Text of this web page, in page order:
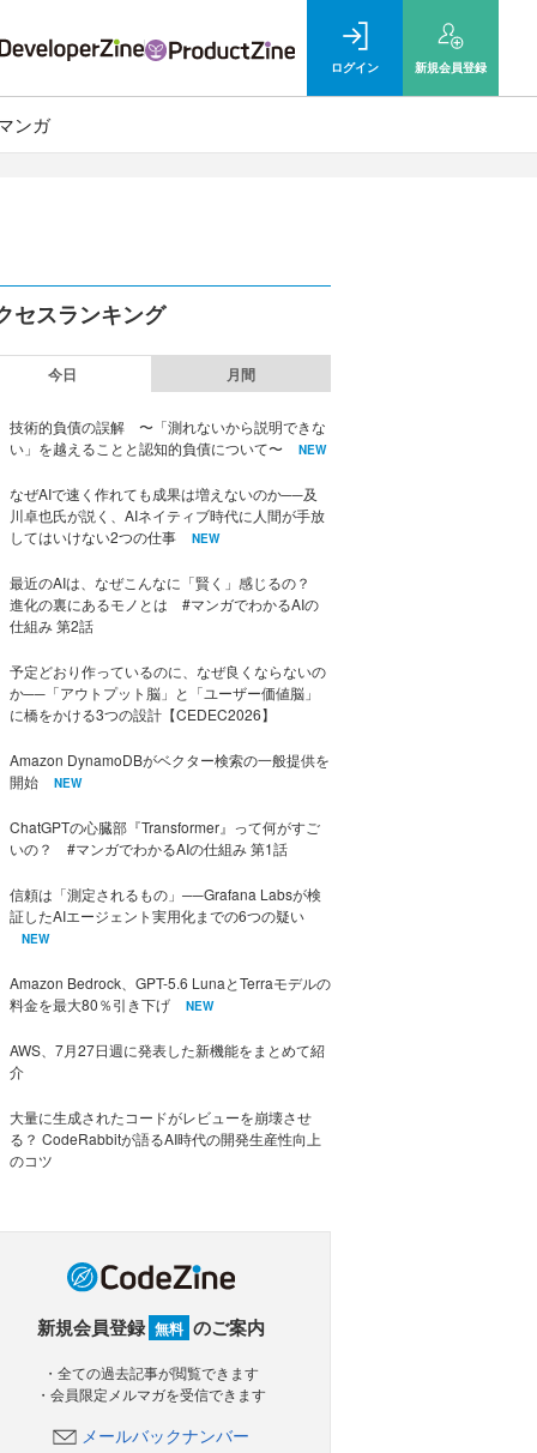
ログイン 新規会員登録
ンガ
セスランキング
今日 月間
技術的負債の誤解 〜「測れないから説明できな
い」を越えることと認知的負債について〜
NEW
なぜAIで速く作れても成果は増えないのか──及
川卓也氏が説く、AIネイティブ時代に人間が手放
してはいけない2つの仕事
NEW
最近のAIは、なぜこんなに「賢く」感じるの？
進化の裏にあるモノとは #マンガでわかるAIの
仕組み 第2話
予定どおり作っているのに、なぜ良くならないの
か──「アウトプット脳」と「ユーザー価値脳」
に橋をかける3つの設計【CEDEC2026】
Amazon DynamoDBがベクター検索の一般提供を
開始
NEW
ChatGPTの心臓部『Transformer』って何がすご
いの？ #マンガでわかるAIの仕組み 第1話
信頼は「測定されるもの」──Grafana Labsが検
証したAIエージェント実用化までの6つの疑い
NEW
Amazon Bedrock、GPT-5.6 LunaとTerraモデルの
料金を最大80％引き下げ
NEW
AWS、7月27日週に発表した新機能をまとめて紹
介
大量に生成されたコードがレビューを崩壊させ
る？ CodeRabbitが語るAI時代の開発生産性向上
のコツ
新規会員登録 無料 のご案内
・全ての過去記事が閲覧できます
・会員限定メルマガを受信できます
メールバックナンバー